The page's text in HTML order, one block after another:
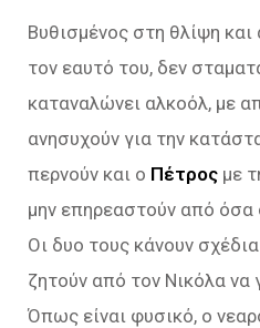
Βυθισμένος στη θλίψη
τον εαυτό του, δεν
καταναλώνει αλκοόλ, με
ανησυχούν για την
περνούν και ο Πέτρος με
μην επηρεαστούν από όσα
Οι δυο τους κάνουν
ζητούν από τον Νικόλα να
Όπως είναι φυσικό, ο